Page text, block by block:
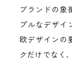
ブランドの象
プルなデザイ
欧デザインの
クだけでなく